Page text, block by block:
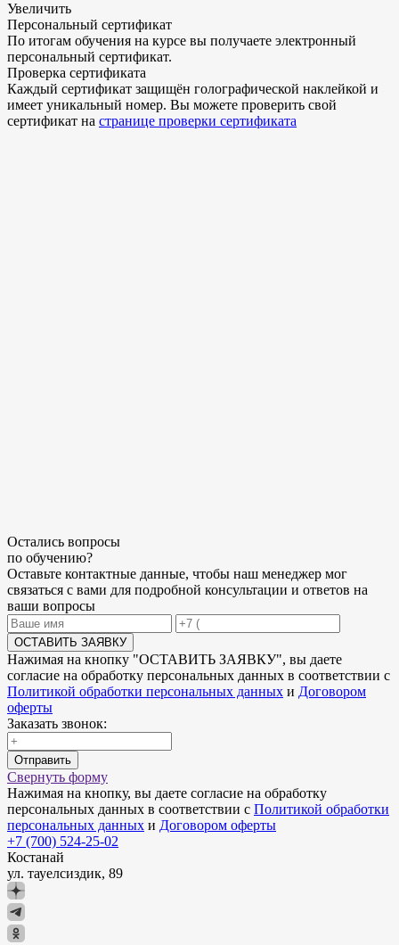
Увеличить
Персональный сертификат
По итогам обучения на курсе вы получаете электронный
персональный сертификат.
Проверка сертификата
Каждый сертификат защищён голографической наклейкой и
имеет уникальный номер. Вы можете проверить свой
сертификат на странице проверки сертификата
Остались вопросы
по обучению?
Оставьте контактные данные, чтобы наш менеджер мог
связаться с вами для подробной консультации и ответов на
ваши вопросы
ОСТАВИТЬ ЗАЯВКУ
Нажимая на кнопку "ОСТАВИТЬ ЗАЯВКУ", вы даете
согласие на обработку персональных данных в соответствии с
Политикой обработки персональных данных и Договором
оферты
Заказать звонок:
Отправить
Свернуть форму
Нажимая на кнопку, вы даете согласие на обработку
персональных данных в соответствии с Политикой обработки
персональных данных и Договором оферты
+7 (700) 524-25-02
Костанай
ул. тауелсиздик, 89